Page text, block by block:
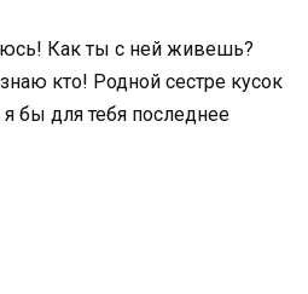
Как ты с ней живешь?
кто! Родной сестре кусок
бы для тебя последнее